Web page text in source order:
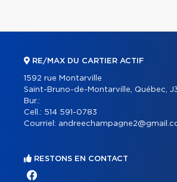
RE/MAX DU CARTIER ACTIF
1592 rue Montarville
Saint-Bruno-de-Montarville, Québec,
Bur.:
Cell.: 514 591-0783
Courriel:
RESTONS EN CONTACT